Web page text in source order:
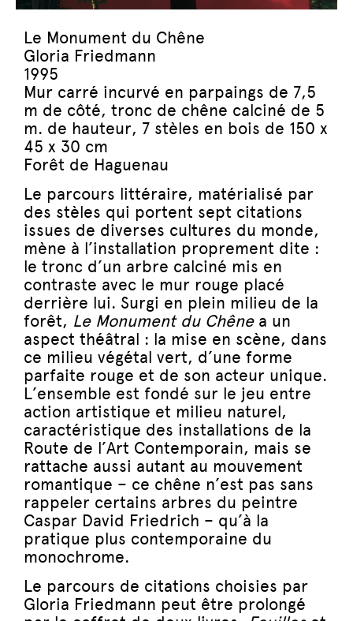
Le Monument du Chêne
Gloria Friedmann
1995
Mur carré incurvé en parpaings de 7,5
m de côté, tronc de chêne calciné de 5
m. de hauteur, 7 stèles en bois de 150 x
45 x 30 cm
Forêt de Haguenau
Le parcours littéraire, matérialisé par
des stèles qui portent sept citations
issues de diverses cultures du monde,
mène à l’installation proprement dite :
le tronc d’un arbre calciné mis en
contraste avec le mur rouge placé
derrière lui. Surgi en plein milieu de la
forêt, Le Monument du Chênea un
aspect théâtral : la mise en scène, dans
ce milieu végétal vert, d’une forme
parfaite rouge et de son acteur unique.
L’ensemble est fondé sur le jeu entre
action artistique et milieu naturel,
caractéristique des installations de la
Route de l’Art Contemporain, mais se
rattache aussi autant au mouvement
romantique – ce chêne n’est pas sans
rappeler certains arbres du peintre
Caspar David Friedrich – qu’à la
pratique plus contemporaine du
monochrome.
Le parcours de citations choisies par
Gloria Friedmann peut être prolongé